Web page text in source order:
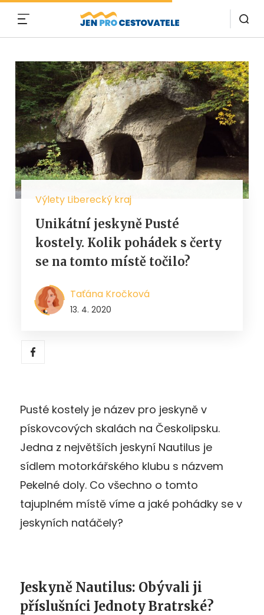
Výlety Liberecký kraj
Unikátní jeskyně Pusté
kostely. Kolik pohádek s čerty
se na tomto místě točilo?
Taťána Kročková
13. 4. 2020
Pusté kostely je název pro jeskyně v
pískovcových skalách na Českolipsku.
Jedna z největších jeskyní Nautilus je
sídlem motorkářského klubu s názvem
Pekelné doly. Co všechno o tomto
tajuplném místě víme a jaké pohádky se v
jeskyních natáčely?
Jeskyně Nautilus: Obývali ji
příslušníci Jednoty Bratrské?